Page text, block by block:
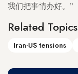
我们把事情办好。”
Related Topics
Iran-US tensions